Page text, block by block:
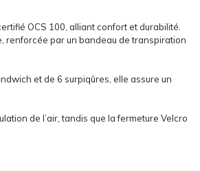
OCS 100, alliant confort et durabilité.
renforcée par un bandeau de transpiration
et de 6 surpiqûres, elle assure un
de l’air, tandis que la fermeture Velcro